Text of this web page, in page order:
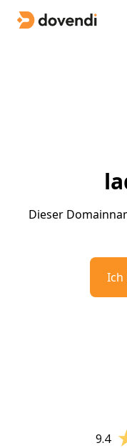
Dieser
Ich
9.4